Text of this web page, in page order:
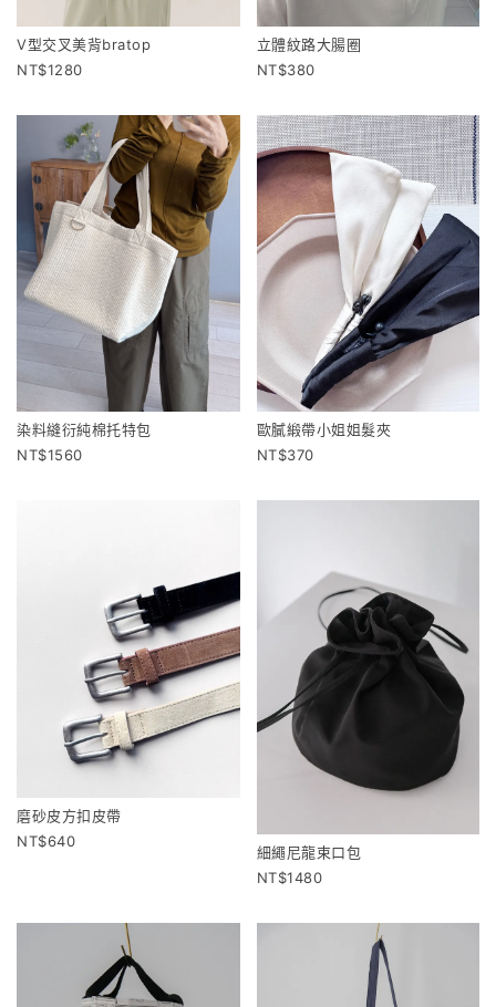
V型交叉美背bratop
1280
立體紋路大腸圈
380
染料縫衍純棉托特包
1560
歐膩緞帶小姐姐髮夾
370
磨砂皮方扣皮帶
640
細繩尼龍束口包
1480